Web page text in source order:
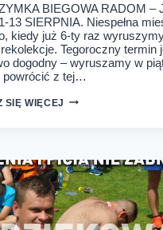
BIEGOWA RADOM –
13 SIERPNIA. Niespełna
kiedy już 6-ty raz
Tegoroczny termin
dogodny – wyruszamy w
powrócić z tej…
SIĘ WIĘCEJ PIELGRZYMKA
TYLKO
KILKA
DNI
DO
ZAMKNIĘCIA
ZGŁOSZEŃ!